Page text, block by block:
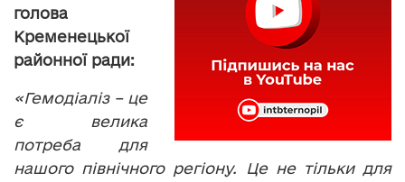
голова
Кременецької
районної ради:
«Гемодіаліз – це
є велика
потреба для
нашого північного регіону. Це не тільки для